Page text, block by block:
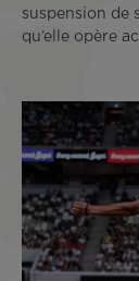
suspension de
qu’elle opère